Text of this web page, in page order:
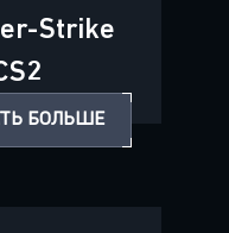
Strike
БОЛЬШЕ